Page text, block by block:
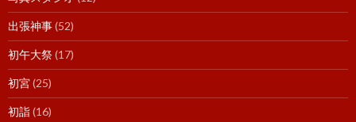
出張神事(52)
初午大祭(17)
初宮(25)
初詣(16)